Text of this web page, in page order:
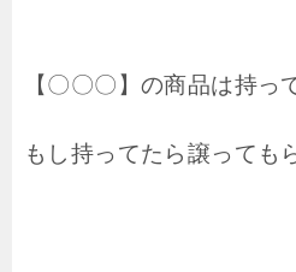
【〇〇〇】の商品は持っ
もし持ってたら譲っても